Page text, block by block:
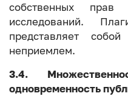
собственных
исследований.
представляет
неприемлем.
3.4.
одновременность